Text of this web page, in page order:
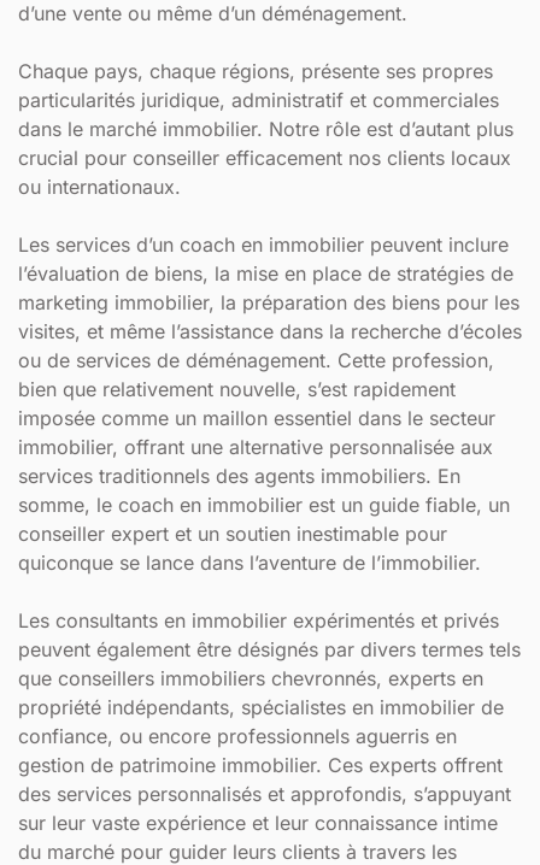
d’une vente ou même d’un déménagement.
Chaque pays, chaque régions, présente ses propres
particularités juridique, administratif et commerciales
dans le marché immobilier. Notre rôle est d’autant plus
crucial pour conseiller efficacement nos clients locaux
ou internationaux.
Les services d’un coach en immobilier peuvent inclure
l’évaluation de biens, la mise en place de stratégies de
marketing immobilier, la préparation des biens pour les
visites, et même l’assistance dans la recherche d’écoles
ou de services de déménagement. Cette profession,
bien que relativement nouvelle, s’est rapidement
imposée comme un maillon essentiel dans le secteur
immobilier, offrant une alternative personnalisée aux
services traditionnels des agents immobiliers. En
somme, le coach en immobilier est un guide fiable, un
conseiller expert et un soutien inestimable pour
quiconque se lance dans l’aventure de l’immobilier.
Les consultants en immobilier expérimentés et privés
peuvent également être désignés par divers termes tels
que conseillers immobiliers chevronnés, experts en
propriété indépendants, spécialistes en immobilier de
confiance, ou encore professionnels aguerris en
gestion de patrimoine immobilier. Ces experts offrent
des services personnalisés et approfondis, s’appuyant
sur leur vaste expérience et leur connaissance intime
du marché pour guider leurs clients à travers les